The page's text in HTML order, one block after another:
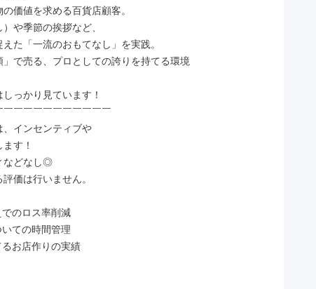
価値を求める百貨店顧客。
や季節の挨拶など、
た「一流のおもてなし」を実践。
で売る、プロとしての誇りを持てる環境
っかり見ています！
￣￣￣￣￣￣￣￣￣￣
、インセンティブや
す！
などなし◎
価は行いません。
のロス率削減
ての時間管理
お店作りの実績